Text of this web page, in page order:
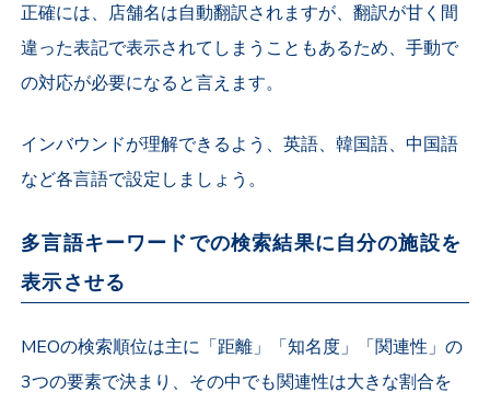
正確には、店舗名は自動翻訳されますが、翻訳が甘く間
違った表記で表示されてしまうこともあるため、手動で
の対応が必要になると言えます。
インバウンドが理解できるよう、英語、韓国語、中国語
など各言語で設定しましょう。
多言語キーワードでの検索結果に自分の施設を
表示させる
MEOの検索順位は主に「距離」「知名度」「関連性」の
3つの要素で決まり、その中でも関連性は大きな割合を